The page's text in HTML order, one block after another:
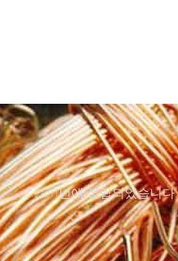
2011년에 설립되었습니